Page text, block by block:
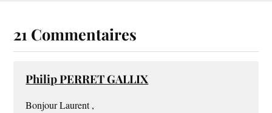
21 Commentaires
Philip PERRET GALLIX
Bonjour Laurent ,